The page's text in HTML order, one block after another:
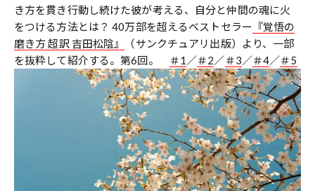
き方を貫き行動し続けた彼が考える、自分と仲間の魂に火
をつける方法とは？ 40万部を超えるベストセラー
『覚悟の
磨き方 超訳 吉田松陰』
（サンクチュアリ出版）より、一部
を抜粋して紹介する。第6回。
＃1 ／＃2 ／＃3 ／＃4／＃5